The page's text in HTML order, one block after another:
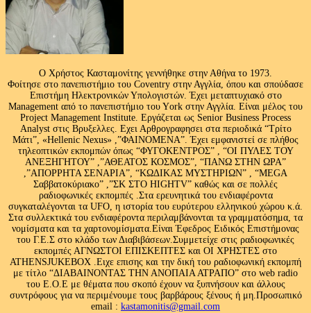
Ο Χρήστος Κασταμονίτης γεννήθηκε στην Αθήνα το 1973.
Φοίτησε στο πανεπιστήμιο του Coventry στην Αγγλία, όπου και σπούδασε
Επιστήμη Ηλεκτρονικών Υπολογιστών. Έχει μεταπτυχιακό στο
Management από το πανεπιστήμιο του Υork στην Αγγλία. Είναι μέλος του
Project Management Institute. Εργάζεται ως Senior Business Process
Analyst στις Βρυξελλες. Εχει Αρθρογραφησει στα περιοδικά “Τρίτο
Μάτι”, «Hellenic Nexus» ,”ΦΑΙΝΟΜΕΝΑ”. Έχει εμφανιστεί σε πλήθος
τηλεοπτικών εκπομπών όπως “ΦΥΓΟΚΕΝΤΡΟΣ” , “ΟΙ ΠΥΛΕΣ ΤΟΥ
ΑΝΕΞΗΓΗΤΟΥ” ,”ΑΘΕΑΤΟΣ ΚΟΣΜΟΣ”, “ΠΑΝΩ ΣΤΗΝ ΩΡΑ”
,”ΑΠΟΡΡΗΤΑ ΣΕΝΑΡΙΑ”, “ΚΩΔΙΚΑΣ ΜΥΣΤΗΡΙΩΝ” , “MEGA
Σαββατοκύριακο” ,”ΣΚ ΣΤΟ HIGHTV” καθώς και σε πολλές
ραδιοφωνικές εκπομπές .Στα ερευνητικά του ενδιαφέροντα
συγκαταλέγονται τα UFO, η ιστορία του ευρύτερου ελληνικού χώρου κ.ά.
Στα συλλεκτικά του ενδιαφέροντα περιλαμβάνονται τα γραμματόσημα, τα
νομίσματα και τα χαρτονομίσματα.Είναι Έφεδρος Ειδικός Επιστήμονας
του Γ.Ε.Σ στο κλάδο των Διαβιβάσεων.Συμμετείχε στις ραδιοφωνικές
εκπομπές ΑΓΝΩΣΤΟΙ ΕΠΙΣΚΕΠΤΕΣ και ΟΙ ΧΡΗΣΤΕΣ στο
ATHENSJUKEBOX .Ειχε επισης και την δική του ραδιοφωνική εκπομπή
με τίτλο “ΔΙΑΒΑΙΝΟΝΤΑΣ ΤΗΝ ΑΝΟΠΑΙΑ ΑΤΡΑΠΟ” στο web radio
του Ε.Ο.Ε με θέματα που σκοπό έχουν να ξυπνήσουν και άλλους
συντρόφους για να περιμένουμε τους βαρβάρους ξένους ή μη.Προσωπικό
email : kastamonitis@gmail.com